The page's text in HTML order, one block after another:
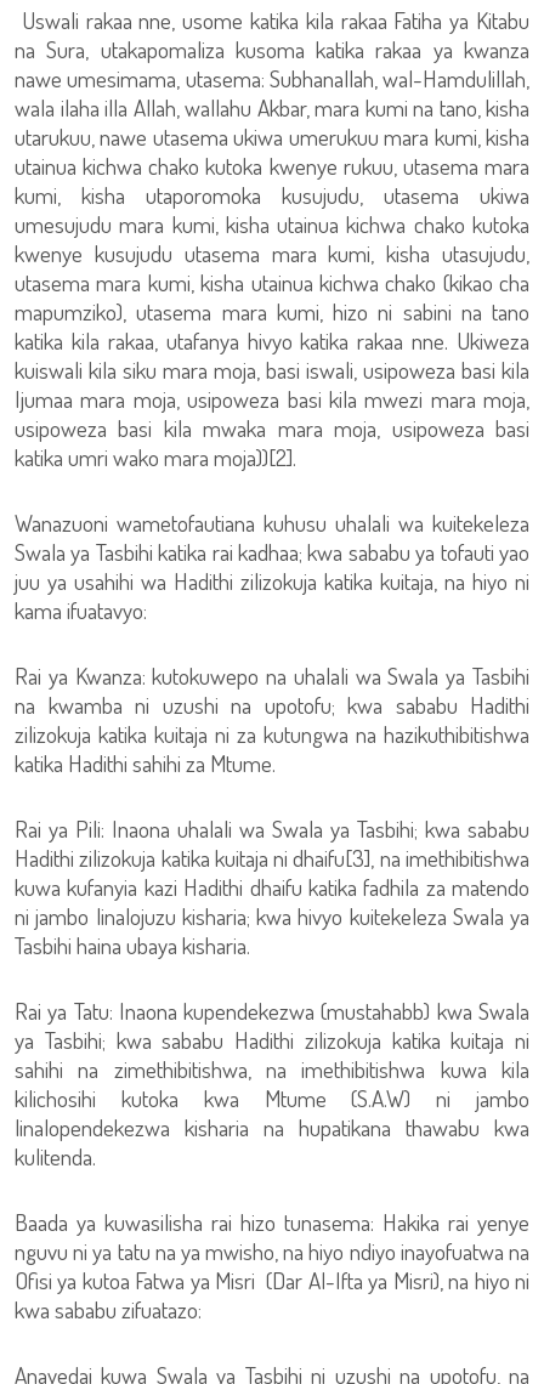
Uswali rakaa nne, usome katika kila rakaa Fatiha ya Kitabu
na Sura, utakapomaliza kusoma katika rakaa ya kwanza
nawe umesimama, utasema: Subhanallah, wal-Hamdulillah,
wala ilaha illa Allah, wallahu Akbar, mara kumi na tano, kisha
utarukuu, nawe utasema ukiwa umerukuu mara kumi, kisha
utainua kichwa chako kutoka kwenye rukuu, utasema mara
kumi, kisha utaporomoka kusujudu, utasema ukiwa
umesujudu mara kumi, kisha utainua kichwa chako kutoka
kwenye kusujudu utasema mara kumi, kisha utasujudu,
utasema mara kumi, kisha utainua kichwa chako (kikao cha
mapumziko), utasema mara kumi, hizo ni sabini na tano
katika kila rakaa, utafanya hivyo katika rakaa nne. Ukiweza
kuiswali kila siku mara moja, basi iswali, usipoweza basi kila
Ijumaa mara moja, usipoweza basi kila mwezi mara moja,
usipoweza basi kila mwaka mara moja, usipoweza basi
katika umri wako mara moja))[2].
Wanazuoni wametofautiana kuhusu uhalali wa kuitekeleza
Swala ya Tasbihi katika rai kadhaa; kwa sababu ya tofauti yao
juu ya usahihi wa Hadithi zilizokuja katika kuitaja, na hiyo ni
kama ifuatavyo:
Rai ya Kwanza: kutokuwepo na uhalali wa Swala ya Tasbihi
na kwamba ni uzushi na upotofu; kwa sababu Hadithi
zilizokuja katika kuitaja ni za kutungwa na hazikuthibitishwa
katika Hadithi sahihi za Mtume.
Rai ya Pili: Inaona uhalali wa Swala ya Tasbihi; kwa sababu
Hadithi zilizokuja katika kuitaja ni dhaifu[3], na imethibitishwa
kuwa kufanyia kazi Hadithi dhaifu katika fadhila za matendo
ni jambo linalojuzu kisharia; kwa hivyo kuitekeleza Swala ya
Tasbihi haina ubaya kisharia.
Rai ya Tatu: Inaona kupendekezwa (mustahabb) kwa Swala
ya Tasbihi; kwa sababu Hadithi zilizokuja katika kuitaja ni
sahihi na zimethibitishwa, na imethibitishwa kuwa kila
kilichosihi kutoka kwa Mtume (S.A.W) ni jambo
linalopendekezwa kisharia na hupatikana thawabu kwa
kulitenda.
Baada ya kuwasilisha rai hizo tunasema: Hakika rai yenye
nguvu ni ya tatu na ya mwisho, na hiyo ndiyo inayofuatwa na
Ofisi ya kutoa Fatwa ya Misri (Dar Al-Ifta ya Misri), na hiyo ni
kwa sababu zifuatazo:
Anayedai kuwa Swala ya Tasbihi ni uzushi na upotofu, na